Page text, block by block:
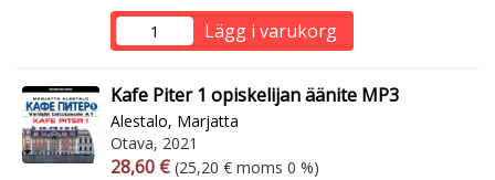
Lägg i varukorg
Kafe Piter 1 opiskelijan äänite MP3
Alestalo, Marjatta
Otava, 2021
Arvonlisäverollinen hinta
28,60 € Arvonlisäveroton hinta
(25,20 € moms 0 %)